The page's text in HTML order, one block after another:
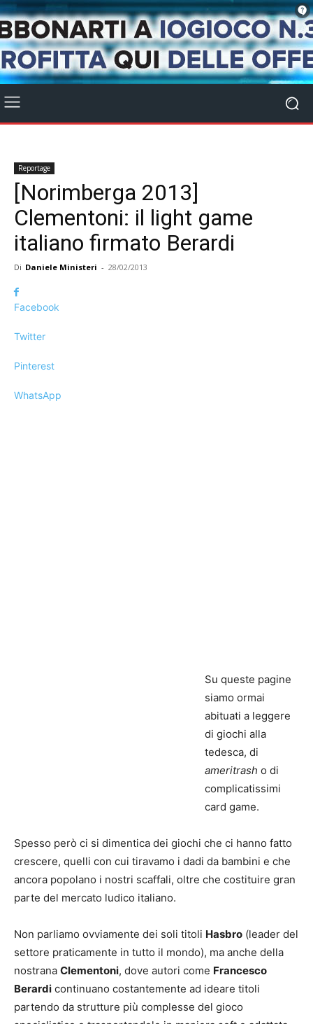
Reportage
[Norimberga 2013]
Clementoni: il light game
italiano firmato Berardi
Di Daniele Ministeri - 28/02/2013
Facebook
Twitter
Pinterest
WhatsApp
Su queste pagine
siamo ormai
abituati a leggere
di giochi alla
tedesca, di
ameritrash o di
complicatissimi
card game.
Spesso però ci si dimentica dei giochi che ci hanno fatto
crescere, quelli con cui tiravamo i dadi da bambini e che
ancora popolano i nostri scaffali, oltre che costituire gran
parte del mercato ludico italiano.
Non parliamo ovviamente dei soli titoli Hasbro (leader del
settore praticamente in tutto il mondo), ma anche della
nostrana Clementoni, dove autori come Francesco
Berardi continuano costantemente ad ideare titoli
partendo da strutture più complesse del gioco